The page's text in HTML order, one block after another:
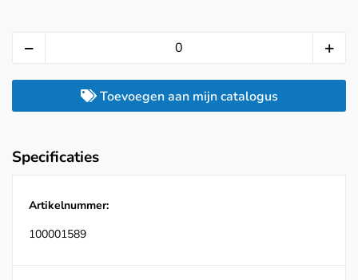
Toevoegen aan mijn catalogus
Specificaties
Artikelnummer:
100001589